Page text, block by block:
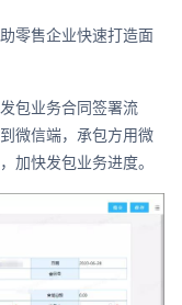
零售企业快速打造面
包业务合同签署流
微信端，承包方用微
加快发包业务进度。